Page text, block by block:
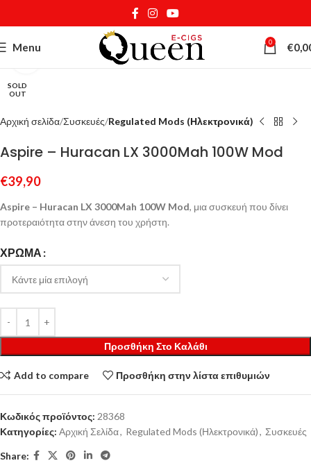
Menu 0 €
SOLD
OUT
Κάντε κλικ για μεγέθυνση
Αρχική σελίδα Συσκευές Regulated Mods (Ηλεκτρονικά)
Aspire – Huracan LX 3000Mah 100W Mod
€39,90
Aspire – Huracan LX 3000Mah 100W Mod, μια συσκευή που δίνει
προτεραιότητα στην άνεση του χρήστη.
ΧΡΏΜΑ
Προσθήκη Στο Καλάθι
Add to compare Προσθήκη στην λίστα επιθυμιών
Κωδικός προϊόντος: 28368
Κατηγορίες: Αρχική Σελίδα, Regulated Mods (Ηλεκτρονικά), Συσκευές
Share: